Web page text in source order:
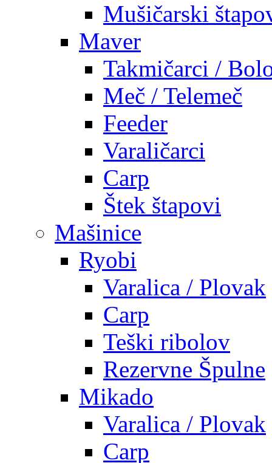
Mušičarski
Maver
Takmičarci /
Meč / Telemeč
Feeder
Varaličarci
Carp
Štek štapovi
Mašinice
Ryobi
Varalica / Plovak
Carp
Teški ribolov
Rezervne Špulne
Mikado
Varalica / Plovak
Carp